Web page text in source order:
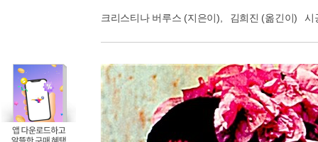
크리스티나 버루스 (지은이), 김희진 (옮긴이) 시